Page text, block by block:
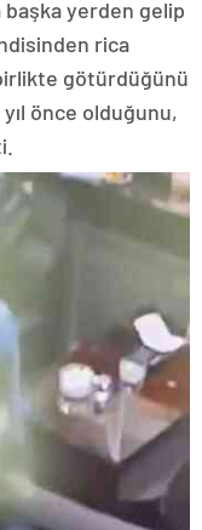
başka yerden gelip
rica
götürdüğünü
önce olduğunu,